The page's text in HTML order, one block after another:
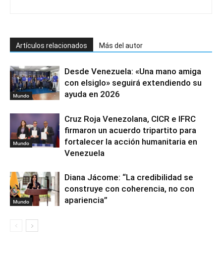
Artículos relacionados Más del autor
Mundo
Desde Venezuela: «Una mano amiga
con elsiglo» seguirá extendiendo su
ayuda en 2026
Mundo
Cruz Roja Venezolana, CICR e IFRC
firmaron un acuerdo tripartito para
fortalecer la acción humanitaria en
Venezuela
Mundo
Diana Jácome: “La credibilidad se
construye con coherencia, no con
apariencia”